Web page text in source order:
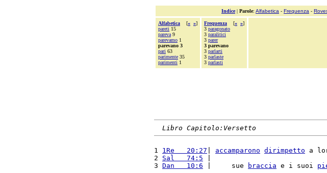
Indice| Parole: Alfabetica - Frequenza -
Alfabetica [« »]
pareti 15
pareva 9
parevamo 1
parevano 3
pari 63
parimente 35
parimenti 1
Frequenza [« »]
3 paragonato
3 paralitici
3 parer
3 parevano
3 parlarti
3 parlaste
3 parlasti
Libro Capitolo:Versetto
1 1Re   20:27 accamparono dirimpetto a
2 Sal   74:5 |
3 Dan   10:6 |     sue braccia e i suoi